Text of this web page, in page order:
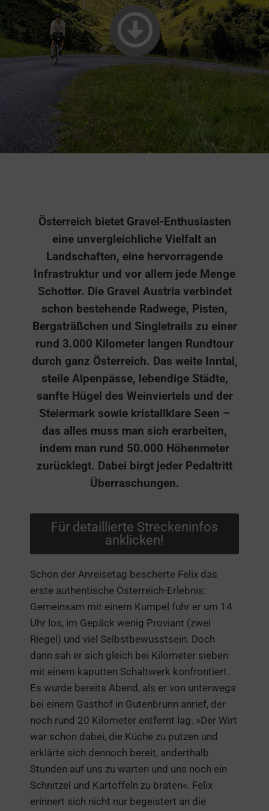
Österreich bietet Gravel-Enthusiasten
eine unvergleichliche Vielfalt an
Landschaften, eine hervorragende
Infrastruktur und vor allem jede Menge
Schotter. Die Gravel Austria verbindet
schon bestehende Radwege, Pisten,
Bergsträßchen und Singletrails zu einer
rund 3.000 Kilometer langen Rundtour
durch ganz Österreich. Das weite Inntal,
steile Alpenpässe, lebendige Städte,
sanfte Hügel des Weinviertels und der
Steiermark sowie kristallklare Seen –
das alles muss man sich erarbeiten,
indem man rund 50.000 Höhenmeter
zurücklegt. Dabei birgt jeder Pedaltritt
Überraschungen.
Für detaillierte Streckeninfos
anklicken!
Schon der Anreisetag bescherte Felix das
erste authentische Österreich-Erlebnis:
Gemeinsam mit einem Kumpel fuhr er um 14
Uhr los, im Gepäck wenig Proviant (zwei
Riegel) und viel Selbstbewusstsein. Doch
dann sah er sich gleich bei Kilometer sieben
mit einem kaputten Schaltwerk konfrontiert.
Es wurde bereits Abend, als er von unterwegs
bei einem Gasthof in Gutenbrunn anrief, der
noch rund 20 Kilometer entfernt lag. »Der Wirt
war schon dabei, die Küche zu putzen und
erklärte sich dennoch bereit, anderthalb
Stunden auf uns zu warten und uns noch ein
Schnitzel und Kartoffeln zu braten«. Felix
erinnert sich nicht nur begeistert an die